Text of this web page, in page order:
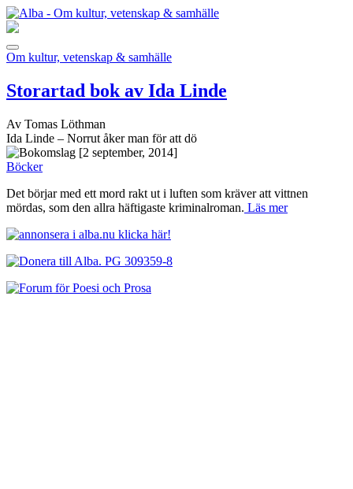
Om kultur, vetenskap & samhälle
Storartad bok av Ida Linde
Av Tomas Löthman
Ida Linde – Norrut åker man för att dö
[2 september, 2014]
Böcker
Det börjar med ett mord rakt ut i luften som kräver att vittnen
mördas, som den allra häftigaste kriminalroman. Läs mer